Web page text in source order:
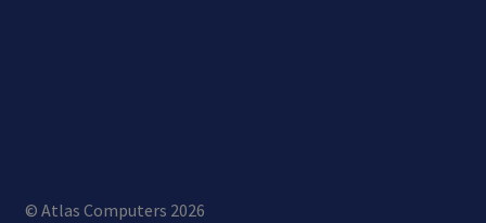
© Atlas Computers 2026